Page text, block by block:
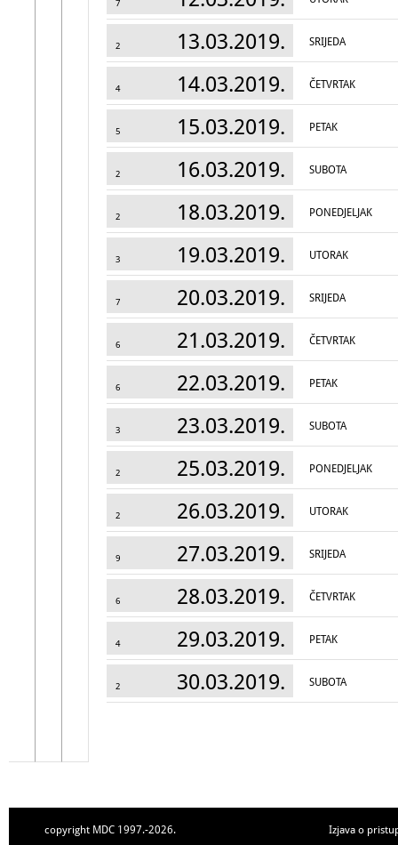
7
2 13.03.2019. SRIJEDA
4 14.03.2019. ČETVRTAK
5 15.03.2019. PETAK
2 16.03.2019. SUBOTA
2 18.03.2019. PONEDJELJAK
3 19.03.2019. UTORAK
7 20.03.2019. SRIJEDA
6 21.03.2019. ČETVRTAK
6 22.03.2019. PETAK
3 23.03.2019. SUBOTA
2 25.03.2019. PONEDJELJAK
2 26.03.2019. UTORAK
9 27.03.2019. SRIJEDA
6 28.03.2019. ČETVRTAK
4 29.03.2019. PETAK
2 30.03.2019. SUBOTA
copyright MDC 1997.-2026. Izjava o